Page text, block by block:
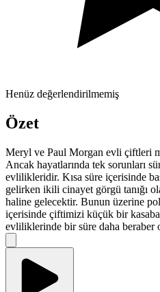
Henüz değerlendirilmemiş
Özet
Meryl ve Paul Morgan evli çiftleri
Ancak hayatlarında tek sorunları
evlilikleridir. Kısa süre içerisinde
gelirken ikili cinayet görgü tanığı
haline gelecektir. Bunun üzerine
içerisinde çiftimizi küçük bir
evliliklerinde bir süre daha beraber